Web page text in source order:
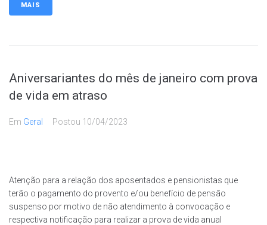
MAIS
Aniversariantes do mês de janeiro com prova
de vida em atraso
Em Geral Postou 10/04/2023
Atenção para a relação dos aposentados e pensionistas que
terão o pagamento do provento e/ou benefício de pensão
suspenso por motivo de não atendimento à convocação e
respectiva notificação para realizar a prova de vida anual